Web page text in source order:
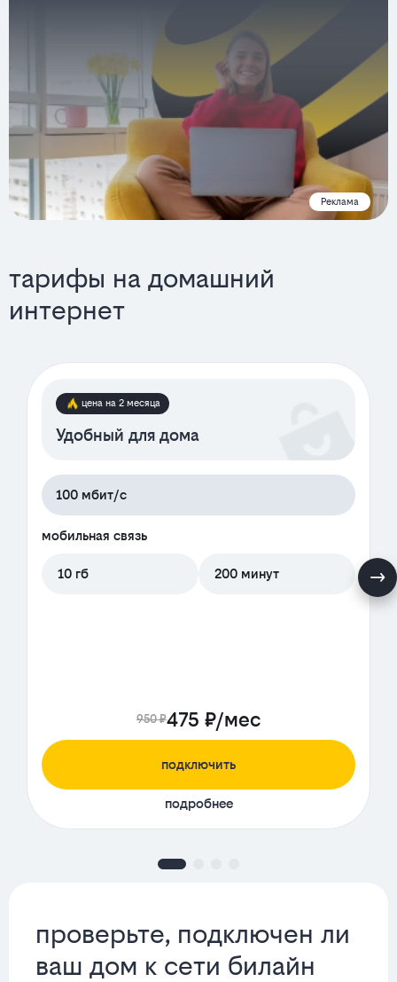
Реклама
тарифы на домашний
интернет
цена на 2 месяца
Удобный для дома
100 мбит/с
мобильная связь
10 гб 200 минут
950 ₽475 ₽/мес
подключить
подробнее
проверьте, подключен ли
ваш дом к сети билайн